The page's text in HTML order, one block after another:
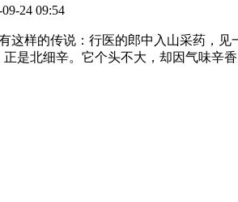
24 09:54
这样的传说：行医的郎中入山采药，
是北细辛。它个头不大，却因气味辛